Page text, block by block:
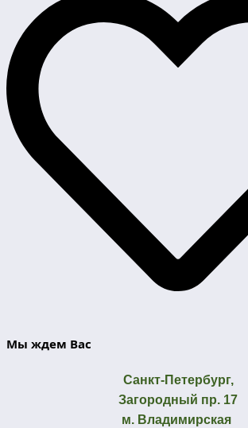
Мы ждем Вас
Санкт-Петербург,
Загородный пр. 17
м. Владимирская